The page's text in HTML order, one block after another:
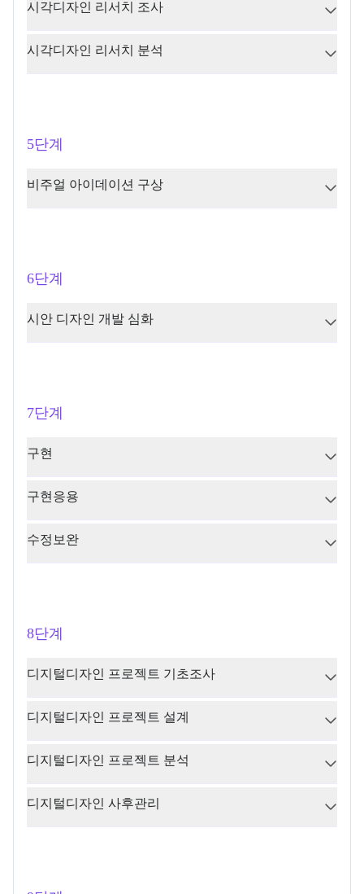
시각디자인 리서치 조사
시각디자인 리서치 분석
5단계
비주얼 아이데이션 구상
6단계
시안 디자인 개발 심화
7단계
구현
구현응용
수정보완
8단계
디지털디자인 프로젝트 기초조사
디지털디자인 프로젝트 설계
디지털디자인 프로젝트 분석
디지털디자인 사후관리